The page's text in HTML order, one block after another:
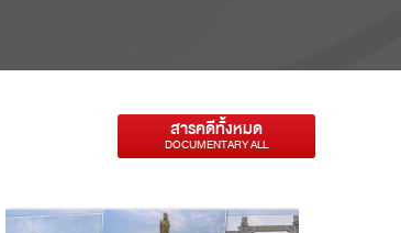
สารคดีทั้งหมด
DOCUMENTARY ALL